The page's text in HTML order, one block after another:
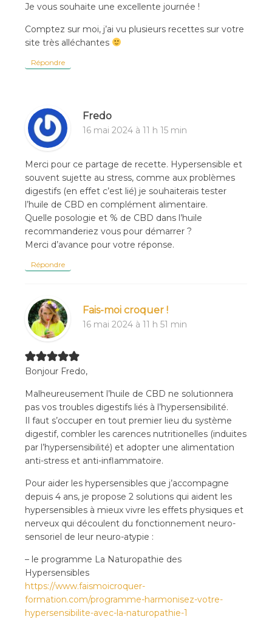
Je vous souhaite une excellente journée !
Comptez sur moi, j’ai vu plusieurs recettes sur votre
site très alléchantes
Répondre
Fredo
16 mai 2024 à 11 h 15 min
Merci pour ce partage de recette. Hypersensible et
souvent sujette au stress, comme aux problèmes
digestifs (en effet c’est lié) je souhaiterais tester
l’huile de CBD en complément alimentaire.
Quelle posologie et % de CBD dans l’huile
recommanderiez vous pour démarrer ?
Merci d’avance pour votre réponse.
Répondre
Fais-moi croquer !
16 mai 2024 à 11 h 51 min
Bonjour Fredo,
Malheureusement l’huile de CBD ne solutionnera
pas vos troubles digestifs liés à l’hypersensibilité.
Il faut s’occuper en tout premier lieu du système
digestif, combler les carences nutritionelles (induites
par l’hypersensibilité) et adopter une alimentation
anti-stress et anti-inflammatoire.
Pour aider les hypersensibles que j’accompagne
depuis 4 ans, je propose 2 solutions qui aident les
hypersensibles à mieux vivre les effets physiques et
nerveux qui découlent du fonctionnement neuro-
sensoriel de leur neuro-atypie :
– le programme La Naturopathie des
Hypersensibles
https://www.faismoicroquer-
formation.com/programme-harmonisez-votre-
hypersensibilite-avec-la-naturopathie-1